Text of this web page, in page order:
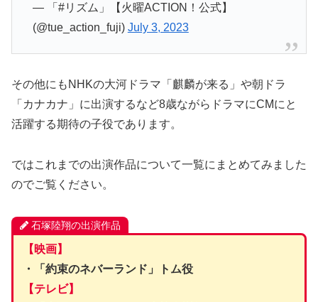
— 「#リズム」【火曜ACTION！公式】
(@tue_action_fuji) July 3, 2023
その他にもNHKの大河ドラマ「麒麟が来る」や朝ドラ
「カナカナ」に出演するなど8歳ながらドラマにCMにと
活躍する期待の子役であります。
ではこれまでの出演作品について一覧にまとめてみました
のでご覧ください。
石塚陸翔の出演作品
【映画】
・「約束のネバーランド」トム役
【テレビ】